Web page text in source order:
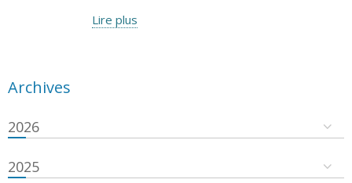
Lire plus
Archives
2026
2025